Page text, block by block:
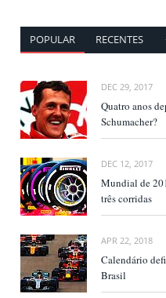
POPULAR RECENTES
DEC 29, 2017
Quatro anos
Schumacher?
DEC 12, 2017
Mundial de
três corridas
APR 22, 2018
Calendário
Brasil